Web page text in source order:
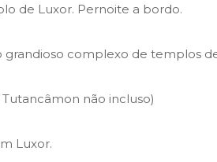
de Luxor. Pernoite a bordo.
grandioso complexo de templos
Tutancâmon não incluso)
Luxor.